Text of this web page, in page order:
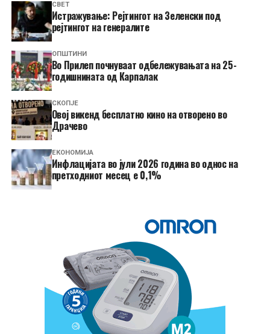
СВЕТ
Истражување: Рејтингот на Зеленски под
рејтингот на генералите
ОПШТИНИ
Во Прилеп почнуваат одбележувањата на 25-
годишнината од Карпалак
СКОПЈЕ
​Овој викенд бесплатно кино на отворено во
Драчево
ЕКОНОМИЈА
Инфлацијата во јули 2026 година во однос на
претходниот месец е 0,1%